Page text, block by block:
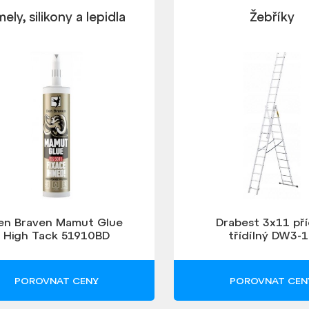
silikony a lepidla
Braven Mamut Glue
High Tack 51910BD
POROVNAT CENY
Žebříky
Drabest 3x11
třídílný DW3-
POROVNAT